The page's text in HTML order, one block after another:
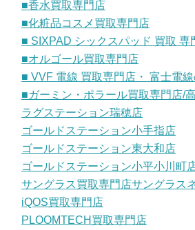
■香水買取専門店
■化粧品コスメ買取専門店
■ SIXPAD シックスパッド 買取 専
■オルゴール買取専門店
■ VVF 電線 買取専門店・ 富士電
■ガーミン・ポラール買取専門店/
ラグステーション瑞穂店
ゴールドステーション小手指店
ゴールドステーション東大和店
ゴールドステーション小平小川町
サングラス買取専門店サングラス
iQOS買取専門店
PLOOMTECH買取専門店